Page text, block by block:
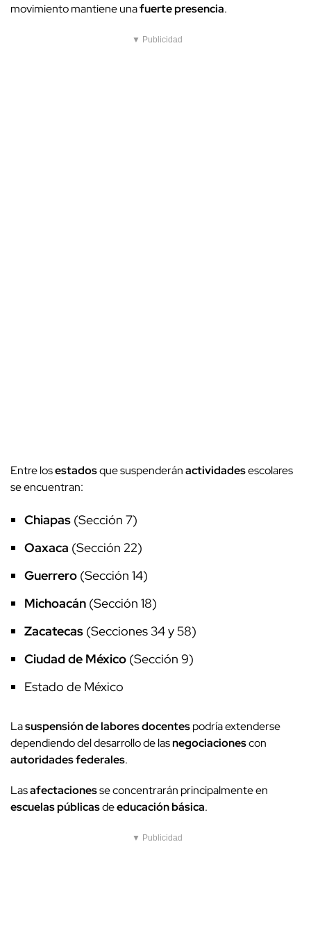
movimiento mantiene unafuerte presencia.
▼ Publicidad
Entre losestadosque suspenderánactividadesescolares
se encuentran:
Chiapas (Sección 7)
Oaxaca (Sección 22)
Guerrero (Sección 14)
Michoacán (Sección 18)
Zacatecas (Secciones 34 y 58)
Ciudad de México (Sección 9)
Estado de México
Lasuspensión de laboresdocentespodría extenderse
dependiendo del desarrollo de lasnegociacionescon
autoridades federales.
Lasafectacionesse concentrarán principalmente en
escuelas públicasdeeducación básica.
▼ Publicidad